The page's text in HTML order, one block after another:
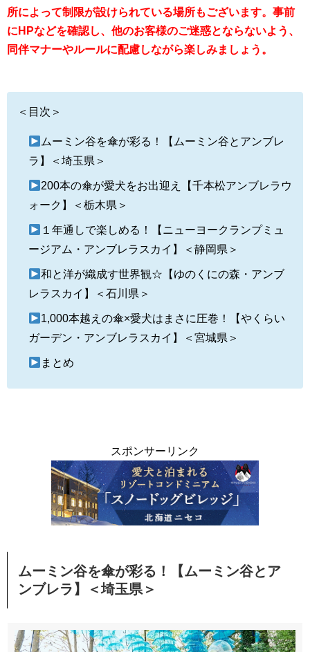
所によって制限が設けられている場所もございます。事前
にHPなどを確認し、他のお客様のご迷惑とならないよう、
同伴マナーやルールに配慮しながら楽しみましょう。
＜目次＞
ムーミン谷を傘が彩る！【ムーミン谷とアンブレ
ラ】＜埼玉県＞
200本の傘が愛犬をお出迎え【千本松アンブレラウ
ォーク】＜栃木県＞
１年通しで楽しめる！【ニューヨークランプミュ
ージアム・アンブレラスカイ】＜静岡県＞
和と洋が織成す世界観☆【ゆのくにの森・アンブ
レラスカイ】＜石川県＞
1,000本越えの傘×愛犬はまさに圧巻！【やくらい
ガーデン・アンブレラスカイ】＜宮城県＞
まとめ
スポンサーリンク
ムーミン谷を傘が彩る！【ムーミン谷とア
ンブレラ】＜埼玉県＞